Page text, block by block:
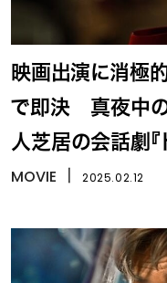
映画出演に消極
で即決 真夜中の
人芝居の会話劇『
ン』
MOVIE 2025.02.12